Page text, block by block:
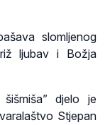
slomljenog
ljubav i Božja
djelo je
Stjepan